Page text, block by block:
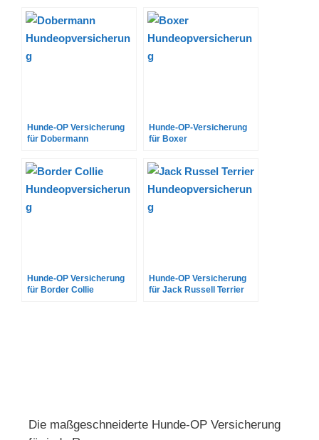
Hunde-OP Versicherung
für Dobermann
Hunde-OP-Versicherung
für Boxer
Hunde-OP Versicherung
für Border Collie
Hunde-OP Versicherung
für Jack Russell Terrier
Die maßgeschneiderte Hunde-OP Versicherung